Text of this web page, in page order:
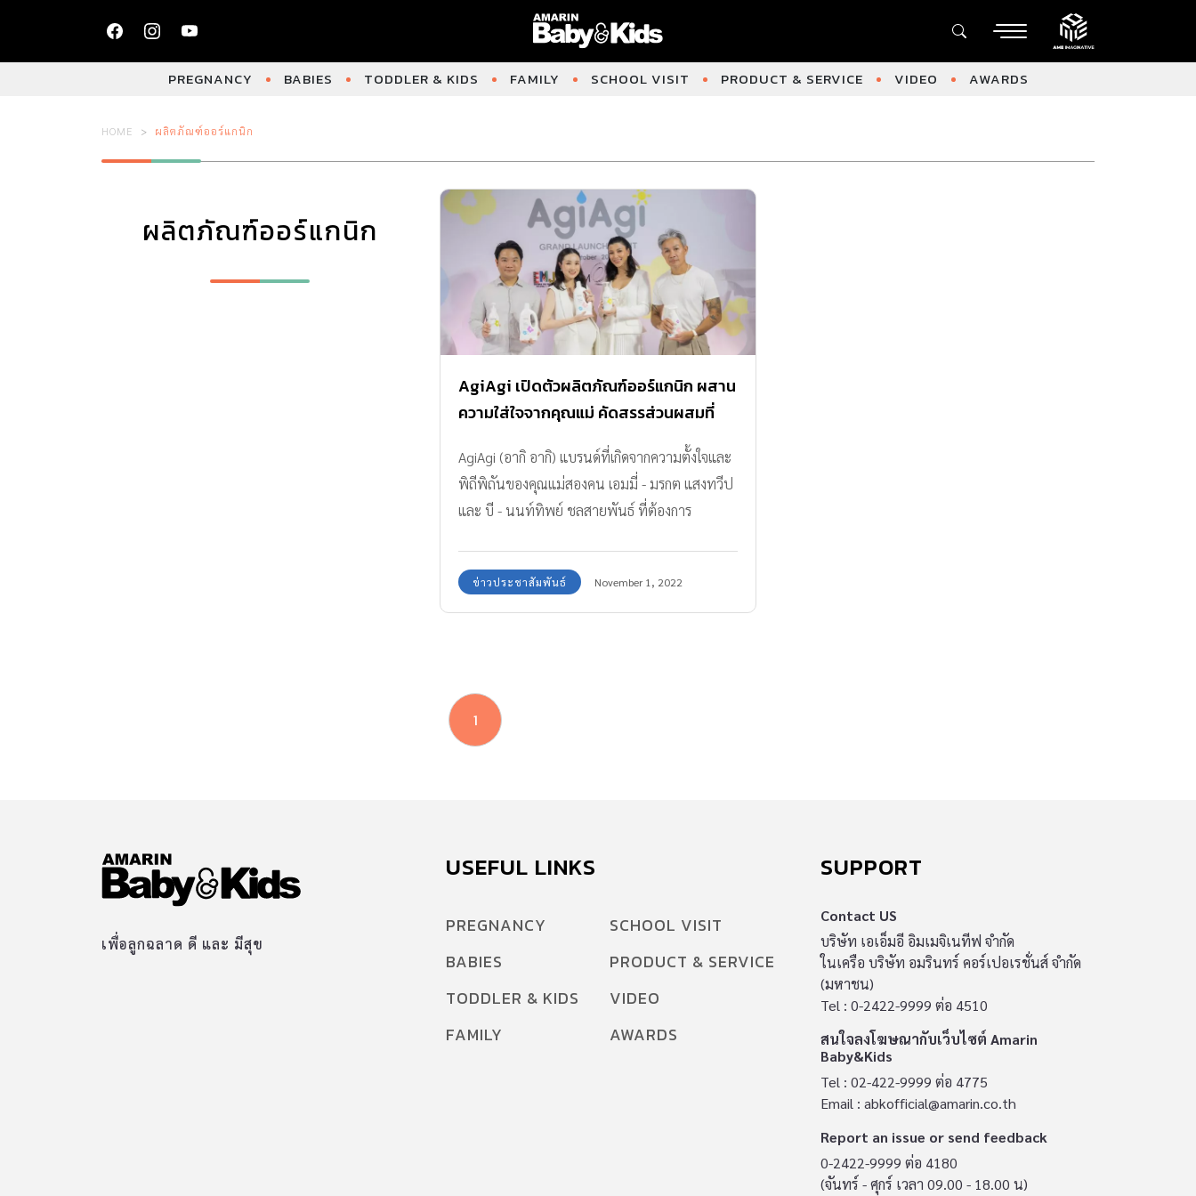
PREGNANCY BABIES TODDLER & KIDS FAMILY SCHOOL VISIT PRODUCT & SERVICE VIDEO AWARDS
HOME ผลิตภัณฑ์ออร์แกนิก
ผลิตภัณฑ์ออร์แกนิก
AgiAgi เปิดตัวผลิตภัณฑ์ออร์แกนิก ผสาน
ความใส่ใจจากคุณแม่ คัดสรรส่วนผสมที่
อ่อนโยนที่สุดเพื่อลูกน้อย
AgiAgi (อากิ อากิ) แบรนด์ที่เกิดจากความตั้งใจและ
พิถีพิถันของคุณแม่สองคน เอมมี่ - มรกต แสงทวีป
และ บี - นนท์ทิพย์ ชลสายพันธ์ ที่ต้องการ
ข่าวประชาสัมพันธ์ November 1, 2022
1
เพื่อลูกฉลาด ดี และ มีสุข
USEFUL LINKS
PREGNANCY
BABIES
TODDLER & KIDS
FAMILY
SCHOOL VISIT
PRODUCT & SERVICE
VIDEO
AWARDS
SUPPORT
Contact US
บริษัท เอเอ็มอี อิมเมจิเนทีฟ จำกัด
ในเครือ บริษัท อมรินทร์ คอร์เปอเรชั่นส์ จำกัด
(มหาชน)
Tel : 0-2422-9999 ต่อ 4510
สนใจลงโฆษณากับเว็บไซต์ Amarin
Baby&Kids
Tel : 02-422-9999 ต่อ 4775
Email : abkofficial@amarin.co.th
Report an issue or send feedback
0-2422-9999 ต่อ 4180
(จันทร์ - ศุกร์ เวลา 09.00 - 18.00 น)